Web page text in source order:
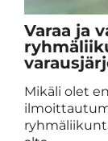
Varaa ja
Mikäli olet